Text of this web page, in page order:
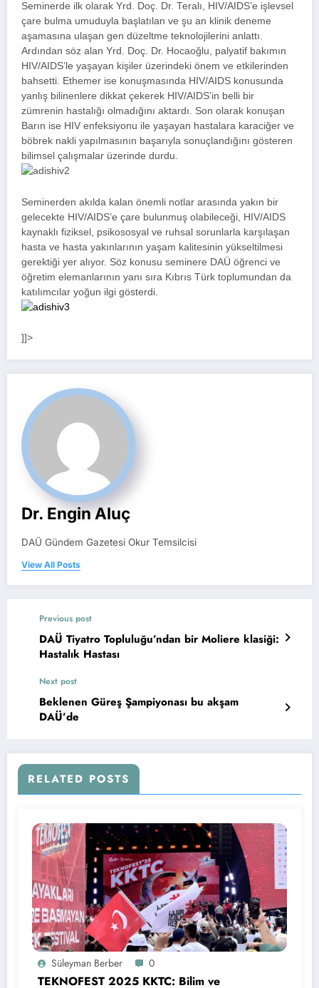
Seminerde ilk olarak Yrd. Doç. Dr. Teralı, HIV/AIDS’e işlevsel
çare bulma umuduyla başlatılan ve şu an klinik deneme
aşamasına ulaşan gen düzeltme teknolojilerini anlattı.
Ardından söz alan Yrd. Doç. Dr. Hocaoğlu, palyatif bakımın
HIV/AIDS’le yaşayan kişiler üzerindeki önem ve etkilerinden
bahsetti. Ethemer ise konuşmasında HIV/AIDS konusunda
yanlış bilinenlere dikkat çekerek HIV/AIDS’in belli bir
zümrenin hastalığı olmadığını aktardı. Son olarak konuşan
Barın ise HIV enfeksiyonu ile yaşayan hastalara karaciğer ve
böbrek nakli yapılmasının başarıyla sonuçlandığını gösteren
bilimsel çalışmalar üzerinde durdu.
Seminerden akılda kalan önemli notlar arasında yakın bir
gelecekte HIV/AIDS’e çare bulunmuş olabileceği, HIV/AIDS
kaynaklı fiziksel, psikososyal ve ruhsal sorunlarla karşılaşan
hasta ve hasta yakınlarının yaşam kalitesinin yükseltilmesi
gerektiği yer alıyor. Söz konusu seminere DAÜ öğrenci ve
öğretim elemanlarının yanı sıra Kıbrıs Türk toplumundan da
katılımcılar yoğun ilgi gösterdi.
]]>
Dr. Engin Aluç
DAÜ Gündem Gazetesi Okur Temsilcisi
View All Posts
Previous post
DAÜ Tiyatro Topluluğu’ndan bir Moliere klasiği:
Hastalık Hastası
Next post
Beklenen Güreş Şampiyonası bu akşam
DAÜ’de
RELATED POSTS
Süleyman Berber 0
TEKNOFEST 2025 KKTC: Bilim ve